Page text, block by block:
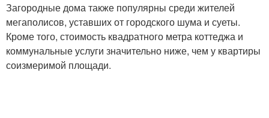
Загородные дома также популярны среди жителей
мегаполисов, уставших от городского шума и суеты.
Кроме того, стоимость квадратного метра коттеджа и
коммунальные услуги значительно ниже, чем у квартиры
соизмеримой площади.